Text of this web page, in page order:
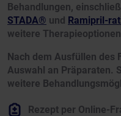
Behandlungen,
STADA® und Ramipril-
weitere
Nach dem Ausfüllen des
Auswahl an Präparaten.
weitere
Rezept per Online-